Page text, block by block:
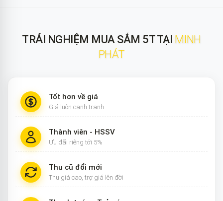
TRẢI NGHIỆM MUA SẮM 5T TẠI MINH
PHÁT
Tốt hơn về giá
Giá luôn cạnh tranh
Thành viên - HSSV
Ưu đãi riêng tới 5%
Thu cũ đổi mới
Thu giá cao, trợ giá lên đời